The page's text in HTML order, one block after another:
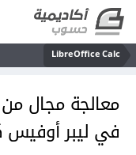
LibreOffice Calc
معالجة مجال من
في ليبر أوفيس